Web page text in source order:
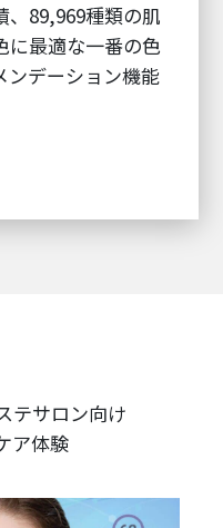
、89,969種類の肌
に最適な一番の色
ンデーション機能
テサロン向け
ア体験